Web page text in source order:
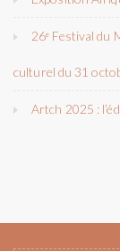
26ᵉ Festival du
culturel du 31
Artch 2025 :